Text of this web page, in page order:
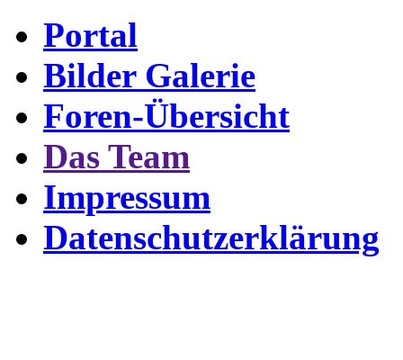
Portal
Bilder Galerie
Foren-Übersicht
Das Team
Impressum
Datenschutzerklärung